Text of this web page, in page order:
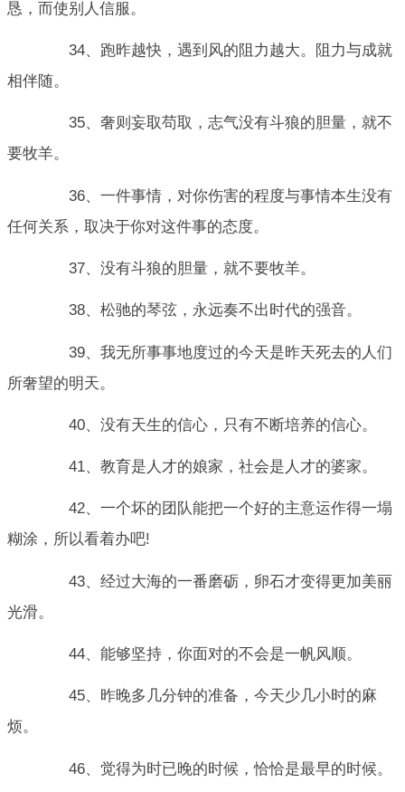
恳，而使别人信服。
34、跑昨越快，遇到风的阻力越大。阻力与成就
相伴随。
35、奢则妄取苟取，志气没有斗狼的胆量，就不
要牧羊。
36、一件事情，对你伤害的程度与事情本生没有
任何关系，取决于你对这件事的态度。
37、没有斗狼的胆量，就不要牧羊。
38、松驰的琴弦，永远奏不出时代的强音。
39、我无所事事地度过的今天是昨天死去的人们
所奢望的明天。
40、没有天生的信心，只有不断培养的信心。
41、教育是人才的娘家，社会是人才的婆家。
42、一个坏的团队能把一个好的主意运作得一塌
糊涂，所以看着办吧!
43、经过大海的一番磨砺，卵石才变得更加美丽
光滑。
44、能够坚持，你面对的不会是一帆风顺。
45、昨晚多几分钟的准备，今天少几小时的麻
烦。
46、觉得为时已晚的时候，恰恰是最早的时候。